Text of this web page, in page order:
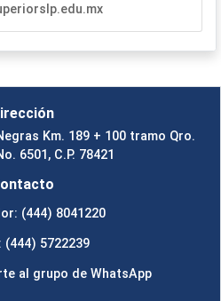
Km. 189 + 100 tramo Qro.
6501, C.P. 78421
(444) 8041220
(444) 5722239
al grupo de WhatsApp